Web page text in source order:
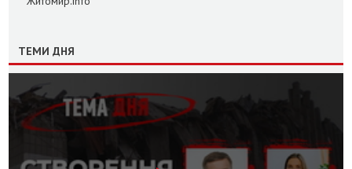
ТЕМИ ДНЯ